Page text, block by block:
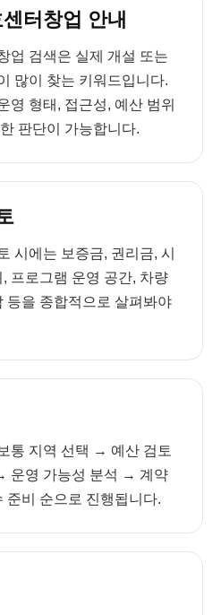
터창업 안내
업 검색은 실제 개설 또는
많이 찾는 키워드입니다.
영 형태, 접근성, 예산 범위
판단이 가능합니다.
시에는 보증금, 권리금, 시
프로그램 운영 공간, 차량
등을 종합적으로 살펴봐야
통 지역 선택 → 예산 검토
운영 가능성 분석 → 계약
비 순으로 진행됩니다.